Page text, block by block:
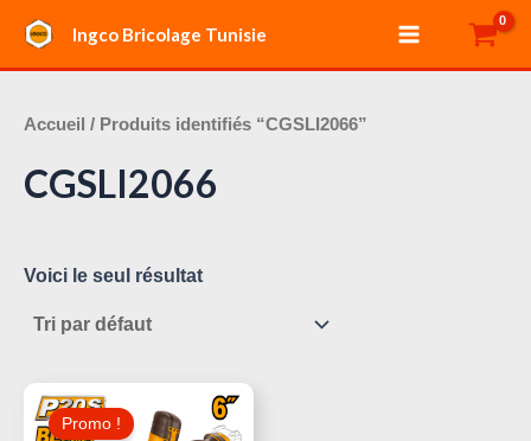
contenu
Ingco Bricolage Tunisie
Main
Menu
Accueil / Produits identifiés “CGSLI2066”
CGSLI2066
Voici le seul résultat
Promo !
Prix
Initial
Le
Actuel